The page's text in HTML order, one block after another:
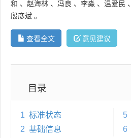
和 、 赵海林 、 冯良 、 李淼 、 温爱民 、
殷彦斌 。
查看全文 意见建议
目录
1 标准状态
2 基础信息
5
6